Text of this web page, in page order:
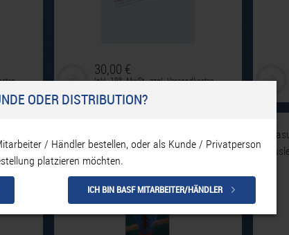
ODER DISTRIBUTION?
/ Händler bestellen, oder als Kunde / Privatperson
platzieren möchten.
ICH BIN BASF MITARBEITER/HÄNDLER
30,00 €
Inkl. 19% MwSt.,zzgl.Versandkosten